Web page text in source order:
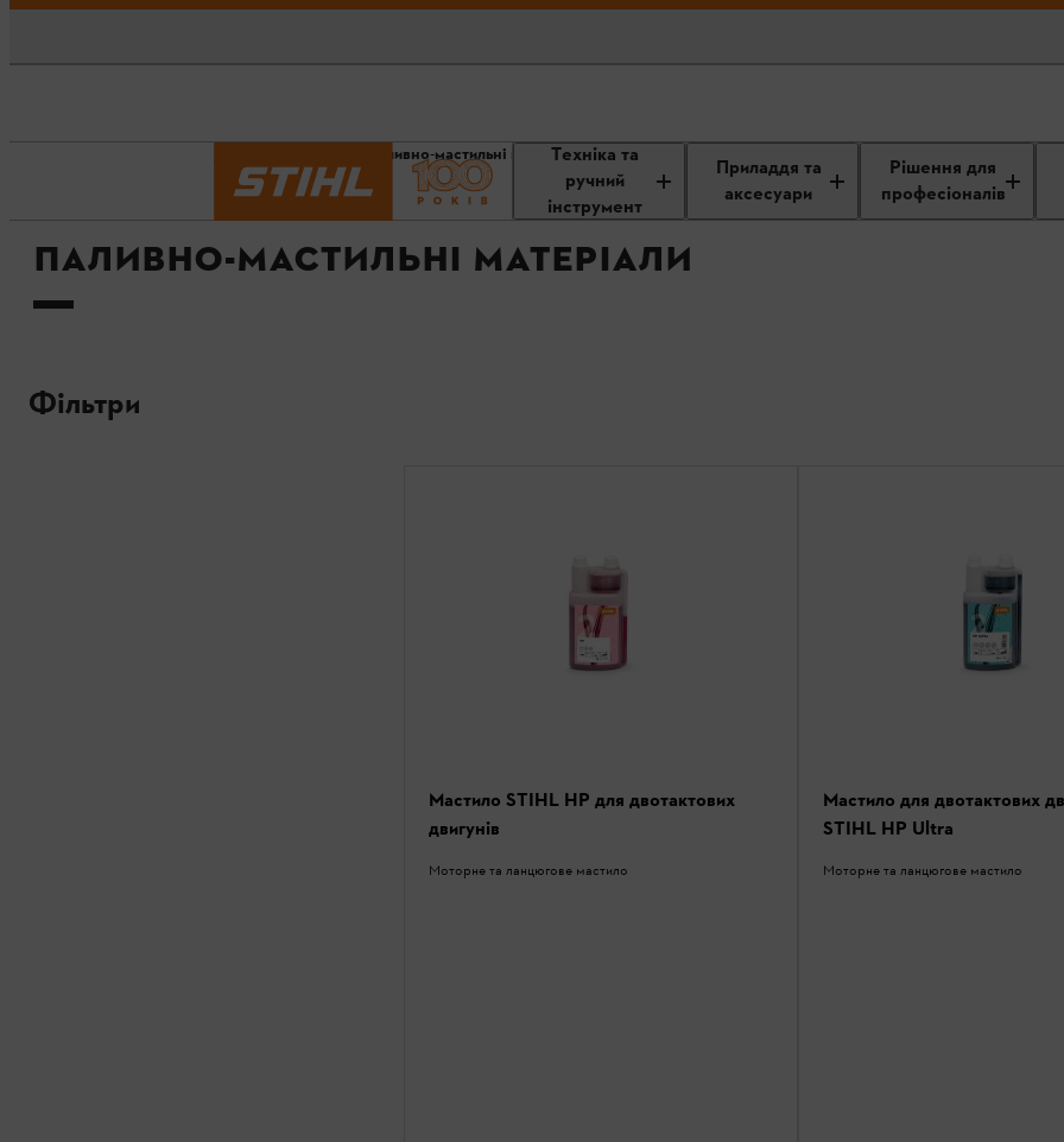
Техніка та
ручний
інструмент
Приладдя та
аксесуари
Рішення для
професіоналів
Паливно-мастильні матеріали
ПАЛИВНО-МАСТИЛЬНІ МАТЕРІАЛИ
Фільтри
Мастило STIHL HP для двотактових
двигунів
Моторне та ланцюгове мастило
Мастило для двотактових
STIHL HP Ultra
Моторне та ланцюгове мастило